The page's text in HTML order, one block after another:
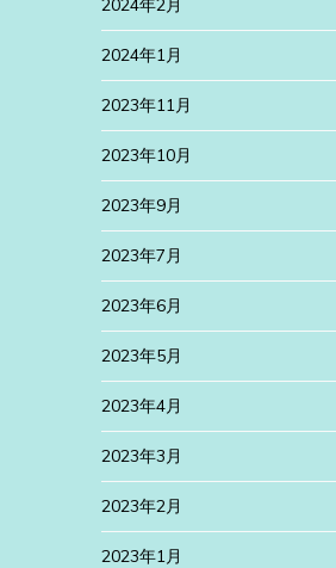
2024年1月
2023年11月
2023年10月
2023年9月
2023年7月
2023年6月
2023年5月
2023年4月
2023年3月
2023年2月
2023年1月